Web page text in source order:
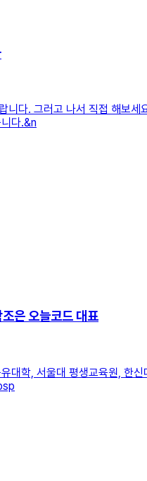
니다. 그러고 나서 직접 해보
다.&n
조은 오늘코드 대표
대학, 서울대 평생교육원, 한